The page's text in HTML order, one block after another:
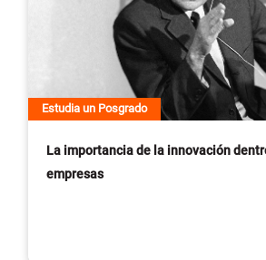
Estudia un Posgrado
La importancia de la innovación
empresas